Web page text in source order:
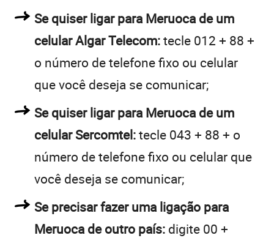
Se quiser ligar para Meruoca de um
celular Algar Telecom:tecle 012 + 88 +
o número de telefone fixo ou celular
que você deseja se comunicar;
Se quiser ligar para Meruoca de um
celular Sercomtel:tecle 043 + 88 + o
número de telefone fixo ou celular que
você deseja se comunicar;
Se precisar fazer uma ligação para
Meruoca de outro país: digite 00 +